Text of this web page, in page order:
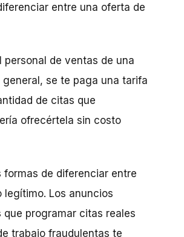
entre una oferta de
de ventas de una
se te paga una tarifa
de citas que
ofrecértela sin costo
de diferenciar entre
Los anuncios
que programar citas reales
trabajo fraudulentas te